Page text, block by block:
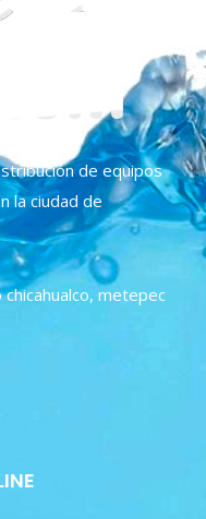
de equipos
la ciudad de
chicahualco, metepec